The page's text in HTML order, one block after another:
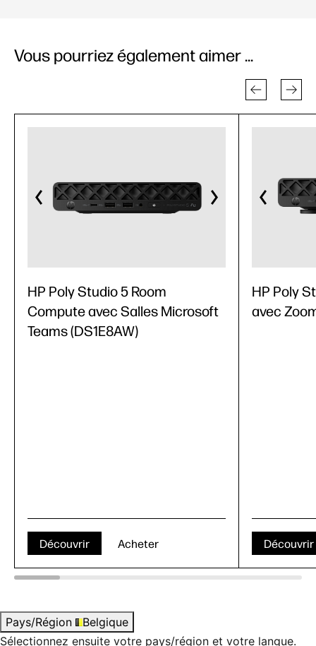
Vous pourriez également aimer ...
HP Poly Studio 5 Room
Compute avec Salles Microsoft
Teams (DS1E8AW)
Découvrir Acheter
HP Poly
avec
Découvrir
Pays/Région
Belgique
Sélectionnez ensuite votre pays/région et votre langue.